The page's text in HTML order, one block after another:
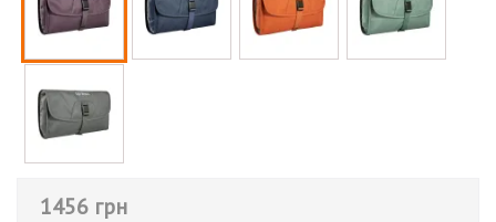
1456 грн